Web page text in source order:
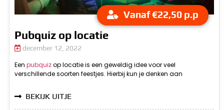
Vanaf €22,50 p.p
Pubquiz op locatie
december 12, 2022
Een pubquizop locatie is een geweldig idee voor veel
verschillende soorten feestjes. Hierbij kun je denken aan
bijvoorbeeld een verjaardag of een vrijgezellenfeest. Een pubquiz
houdt eigenlijk in dat het allerlei verschillende vragen zijn die over
algemene kennis gaan. De vragen zijn allemaal voor de
BEKIJK UITJE